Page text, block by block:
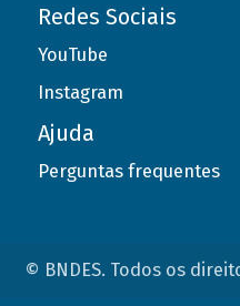
Redes Sociais
YouTube
Instagram
Ajuda
Perguntas frequentes
© BNDES. Todos os